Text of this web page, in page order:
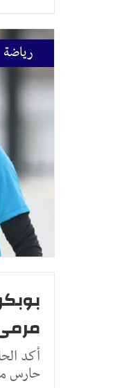
رياضة
أكد
حارس